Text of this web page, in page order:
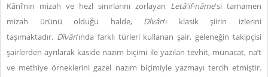
Kânî’nin mizah ve hezl sınırlarını zorlayan Letâ'if-nâme'si tamamen
mizah ürünü olduğu halde,Dîvân’ı klasik şiirin izlerini
taşımaktadır. Dîvân’ında farklı türleri kullanan şair, geleneğin takipçisi
şairlerden ayrılarak kaside nazım biçimi ile yazılan tevhit, münacat, na’t
ve methiye örneklerini gazel nazım biçimiyle yazmayı tercih etmiştir.